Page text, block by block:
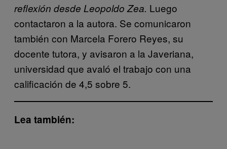
reflexión desde Leopoldo Zea. Luego
contactaron a la autora. Se comunicaron
también con Marcela Forero Reyes, su
docente tutora, y avisaron a la Javeriana,
universidad que avaló el trabajo con una
calificación de 4,5 sobre 5.
Lea también: